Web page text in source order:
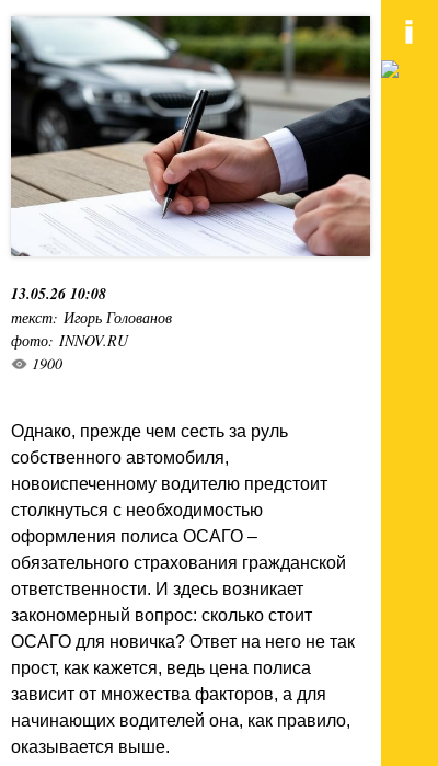
13.05.26 10:08
текст: Игорь Голованов
фото: INNOV.RU
1900
Однако, прежде чем сесть за руль
собственного автомобиля,
новоиспеченному водителю предстоит
столкнуться с необходимостью
оформления полиса ОСАГО –
обязательного страхования гражданской
ответственности. И здесь возникает
закономерный вопрос: сколько стоит
ОСАГО для новичка? Ответ на него не так
прост, как кажется, ведь цена полиса
зависит от множества факторов, а для
начинающих водителей она, как правило,
оказывается выше.